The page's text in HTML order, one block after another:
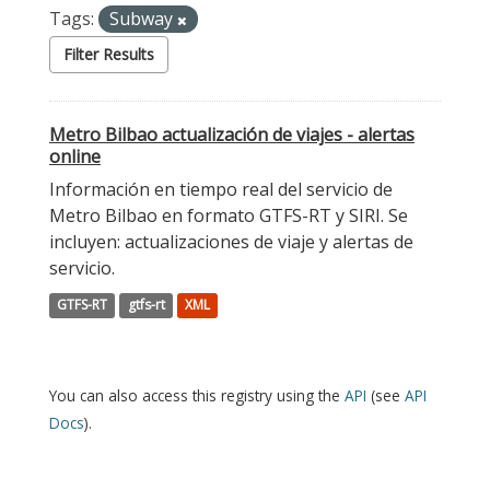
Tags:
Subway
Filter Results
Metro Bilbao actualización de viajes - alertas
online
Información en tiempo real del servicio de
Metro Bilbao en formato GTFS-RT y SIRI. Se
incluyen: actualizaciones de viaje y alertas de
servicio.
GTFS-RT gtfs-rt XML
You can also access this registry using the API (see API
Docs).